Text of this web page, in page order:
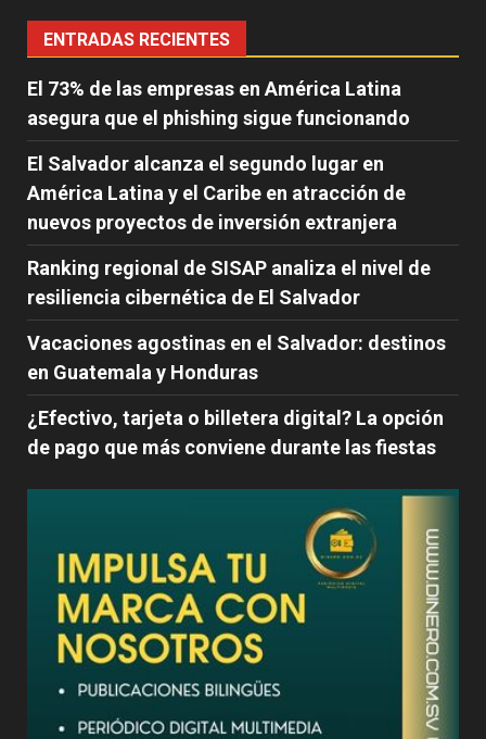
ENTRADAS RECIENTES
El 73% de las empresas en América Latina
asegura que el phishing sigue funcionando
El Salvador alcanza el segundo lugar en
América Latina y el Caribe en atracción de
nuevos proyectos de inversión extranjera
Ranking regional de SISAP analiza el nivel de
resiliencia cibernética de El Salvador
Vacaciones agostinas en el Salvador: destinos
en Guatemala y Honduras
¿Efectivo, tarjeta o billetera digital? La opción
de pago que más conviene durante las fiestas